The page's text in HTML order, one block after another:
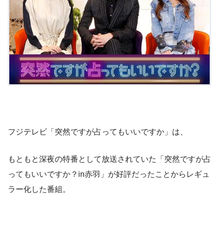
フジテレビ「突然ですが占ってもいいですか」は、
もともと深夜の特番として放送されていた「突然ですが占
ってもいいですか？in赤羽」が好評だったことからレギュ
ラー化した番組。